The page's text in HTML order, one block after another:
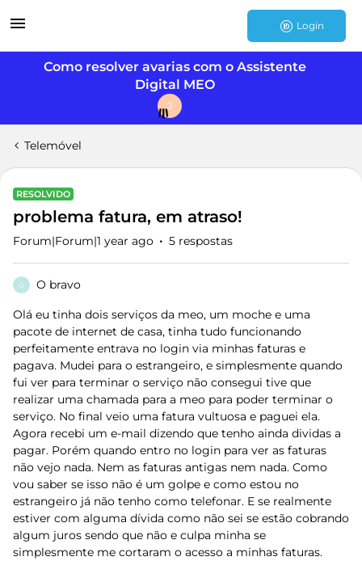
Login
Como resolver avarias com o Assistente
Digital MEO
J
Telemóvel
RESOLVIDO
problema fatura, em atraso!
Forum|Forum|1 year ago 5 respostas
O O bravo
Olá eu tinha dois serviços da meo, um moche e uma
pacote de internet de casa, tinha tudo funcionando
perfeitamente entrava no login via minhas faturas e
pagava. Mudei para o estrangeiro, e simplesmente quando
fui ver para terminar o serviço não consegui tive que
realizar uma chamada para a meo para poder terminar o
serviço. No final veio uma fatura vultuosa e paguei ela.
Agora recebi um e-mail dizendo que tenho ainda dividas a
pagar. Porém quando entro no login para ver as faturas
não vejo nada. Nem as faturas antigas nem nada. Como
vou saber se isso não é um golpe e como estou no
estrangeiro já não tenho como telefonar. E se realmente
estiver com alguma dívida como não sei se estão cobrando
algum juros sendo que não e culpa minha se
simplesmente me cortaram o acesso a minhas faturas.